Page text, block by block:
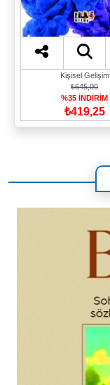
Kişisel Gelişim
₺645,00
%35 İNDİRİM
₺419,25